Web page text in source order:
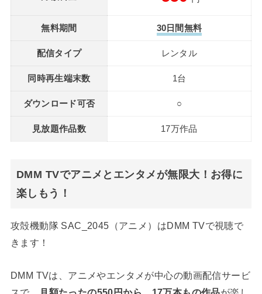
無料期間 30日間無料
配信タイプ レンタル
同時再生端末数 1台
ダウンロード可否 ○
見放題作品数 17万作品
DMM TVでアニメとエンタメが無限大！お得に
楽しもう！
攻殻機動隊 SAC_2045（アニメ）はDMM TVで視聴で
きます！
DMM TVは、アニメやエンタメが中心の動画配信サービ